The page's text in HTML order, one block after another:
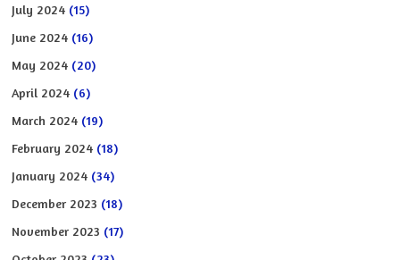
July 2024 (15)
June 2024 (16)
May 2024 (20)
April 2024 (6)
March 2024 (19)
February 2024 (18)
January 2024 (34)
December 2023 (18)
November 2023 (17)